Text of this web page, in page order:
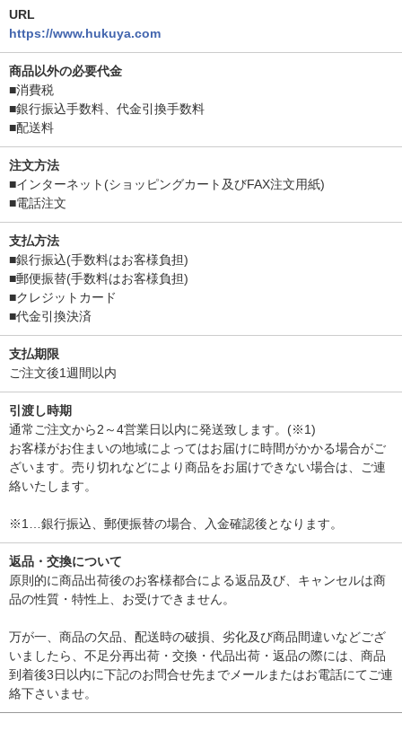
URL
https://www.hukuya.com
商品以外の必要代金
■消費税
■銀行振込手数料、代金引換手数料
■配送料
注文方法
■インターネット(ショッピングカート及びFAX注文用紙)
■電話注文
支払方法
■銀行振込(手数料はお客様負担)
■郵便振替(手数料はお客様負担)
■クレジットカード
■代金引換決済
支払期限
ご注文後1週間以内
引渡し時期
通常ご注文から2～4営業日以内に発送致します。(※1)
お客様がお住まいの地域によってはお届けに時間がかかる場合がご
ざいます。売り切れなどにより商品をお届けできない場合は、ご連
絡いたします。
※1…銀行振込、郵便振替の場合、入金確認後となります。
返品・交換について
原則的に商品出荷後のお客様都合による返品及び、キャンセルは商
品の性質・特性上、お受けできません。
万が一、商品の欠品、配送時の破損、劣化及び商品間違いなどござ
いましたら、不足分再出荷・交換・代品出荷・返品の際には、商品
到着後3日以内に下記のお問合せ先までメールまたはお電話にてご連
絡下さいませ。